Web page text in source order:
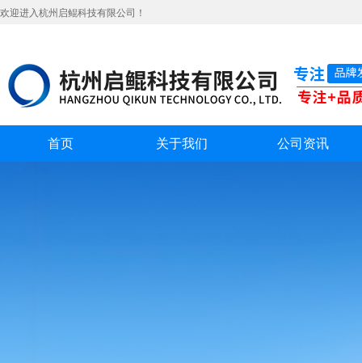
欢迎进入杭州启鲲科技有限公司！
首页 关于我们 公司资讯